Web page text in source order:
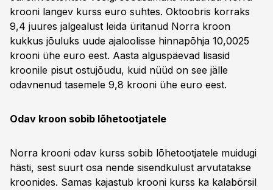
krooni langev kurss euro suhtes. Oktoobris korraks
9,4 juures jalgealust leida üritanud Norra kroon
kukkus jõuluks uude ajaloolisse hinnapõhja 10,0025
krooni ühe euro eest. Aasta alguspäevad lisasid
kroonile pisut ostujõudu, kuid nüüd on see jälle
odavnenud tasemele 9,8 krooni ühe euro eest.
Odav kroon sobib lõhetootjatele
Norra krooni odav kurss sobib lõhetootjatele muidugi
hästi, sest suurt osa nende sisendkulust arvutatakse
kroonides. Samas kajastub krooni kurss ka kalabörsil